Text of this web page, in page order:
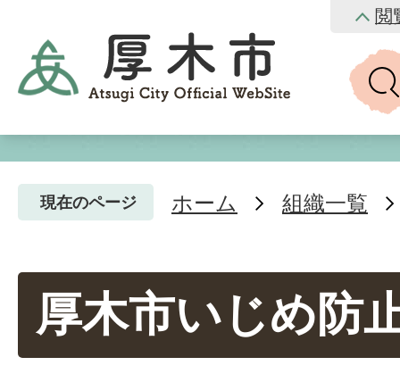
閲
現在のページ ホーム 組織一覧
厚木市いじめ防